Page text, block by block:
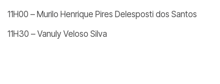
11H00 – Murilo Henrique Pires Delesposti dos Santos
11H30 – Vanuly Veloso Silva